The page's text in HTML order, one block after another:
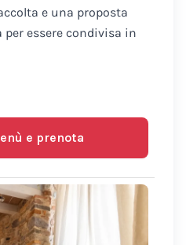
e una proposta
essere condivisa in
e prenota